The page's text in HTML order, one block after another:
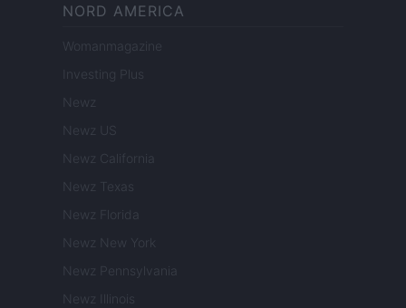
NORD AMERICA
Womanmagazine
Investing Plus
Newz
Newz US
Newz California
Newz Texas
Newz Florida
Newz New York
Newz Pennsylvania
Newz Illinois